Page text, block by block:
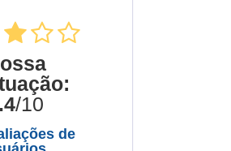
:
/10
de